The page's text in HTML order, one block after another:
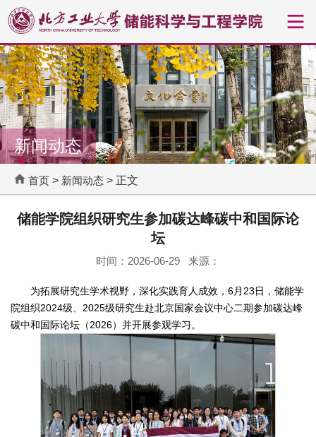
新闻动态
首页 > 新闻动态 > 正文
储能学院组织研究生参加碳达峰碳中和国际论
坛
时间：2026-06-29 来源：
为拓展研究生学术视野，深化实践育人成效，6月23日，储能学
院组织2024级、2025级研究生赴北京国家会议中心二期参加碳达峰
碳中和国际论坛（2026）并开展参观学习。